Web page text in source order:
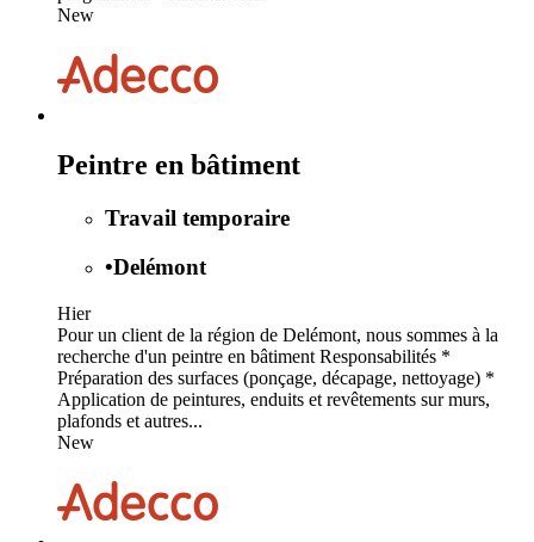
New
Peintre en bâtiment
Travail temporaire
•Delémont
Hier
Pour un client de la région de Delémont, nous sommes à la
recherche d'un peintre en bâtiment Responsabilités *
Préparation des surfaces (ponçage, décapage, nettoyage) *
Application de peintures, enduits et revêtements sur murs,
plafonds et autres...
New